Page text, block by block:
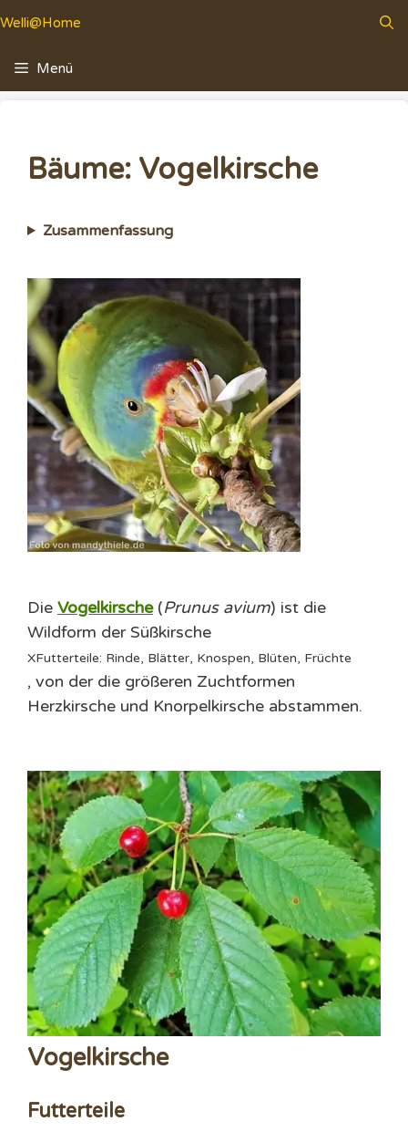
Inhalt
springen
Welli@Home
Menü
Bäume: Vogelkirsche
Zusammenfassung
Die Vogelkirsche(Prunus avium) ist die
Wildform derSüßkirsche
XFutterteile: Rinde, Blätter, Knospen, Blüten, Früchte
, von der die größeren Zuchtformen
Herzkirsche und Knorpelkirsche abstammen.
Vogelkirsche
Futterteile